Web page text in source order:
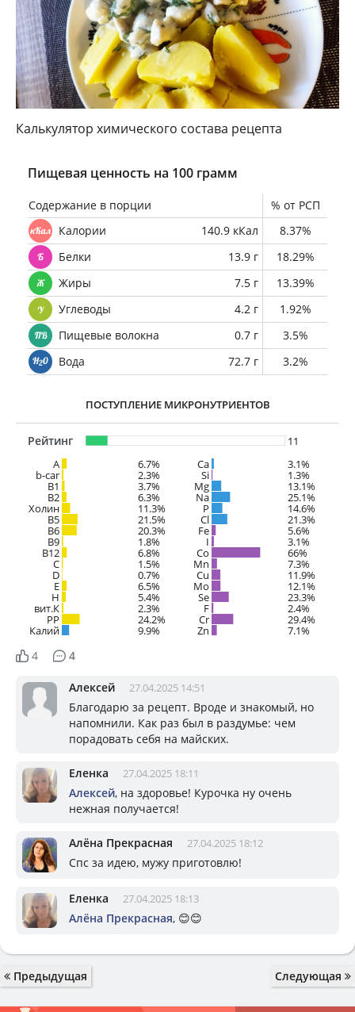
Калькулятор химического состава рецепта
Пищевая ценность на 100 грамм
Содержание в порции
% от РСП
Калории
140.9 кКал
8.37%
Белки
13.9 г
18.29%
Жиры
7.5 г
13.39%
Углеводы
4.2 г
1.92%
Пищевые волокна
0.7 г
3.5%
Вода
72.7 г 3.2%
ПОСТУПЛЕНИЕ МИКРОНУТРИЕНТОВ
Рейтинг
11
A
6.7%
b-car 2.3%
В1 3.7%
B2 6.3%
Холин 11.3%
B5 21.5%
B6 20.3%
B9 1.8%
B12 6.8%
C 1.5%
D 0.7%
E 6.5%
H 5.4%
вит.К 2.3%
PP 24.2%
Калий 9.9%
Ca 3.1%
Si 1.3%
Mg 13.1%
Na 25.1%
P 14.6%
Cl 21.3%
Fe 5.6%
I 3.1%
Co 66%
Mn 7.3%
Cu 11.9%
Mo 12.1%
Se 23.3%
F 2.4%
Cr 29.4%
Zn 7.1%
4 4
Алексей 27.04.2025 14:51
Благодарю за рецепт. Вроде и знакомый, но
напомнили. Как раз был в раздумье: чем
порадовать себя на майских.
Еленка 27.04.2025 18:11
Алексей, на здоровье! Курочка ну очень
нежная получается!
Алёна Прекрасная 27.04.2025 18:12
Спс за идею, мужу приготовлю!
Еленка 27.04.2025 18:13
Алёна Прекрасная, 😊😊
Предыдущая Следующая